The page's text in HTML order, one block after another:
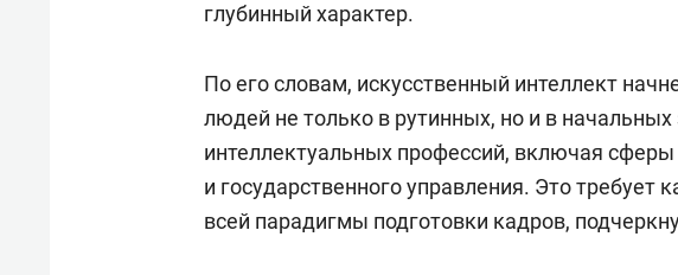
глубинный характер.
По его словам, искусственный интеллект
людей не только в рутинных, но и в начальных
интеллектуальных профессий, включая
и государственного управления. Это требует
всей парадигмы подготовки кадров,